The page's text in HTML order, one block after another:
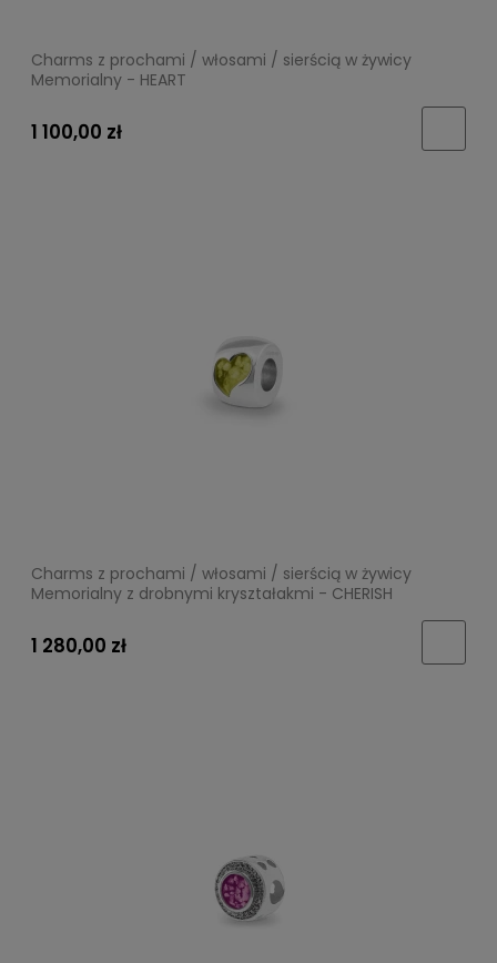
Charms z prochami / włosami / sierścią w żywicy
Memorialny - HEART
1 100,00 zł
Charms z prochami / włosami / sierścią w żywicy
Memorialny z drobnymi kryształakmi - CHERISH
1 280,00 zł